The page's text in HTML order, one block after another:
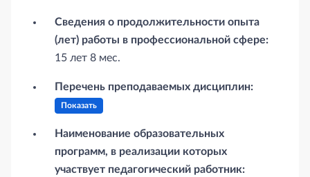
Сведения о продолжительности опыта
(лет) работы в профессиональной сфере:
15 лет 8 мес.
Перечень преподаваемых дисциплин:
Показать
Наименование образовательных
программ, в реализации которых
участвует педагогический работник: